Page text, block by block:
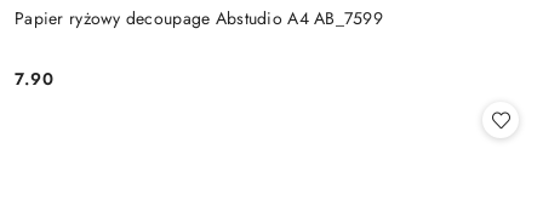
Papier ryżowy decoupage Abstudio A4 AB_7599
Cena:
7.90